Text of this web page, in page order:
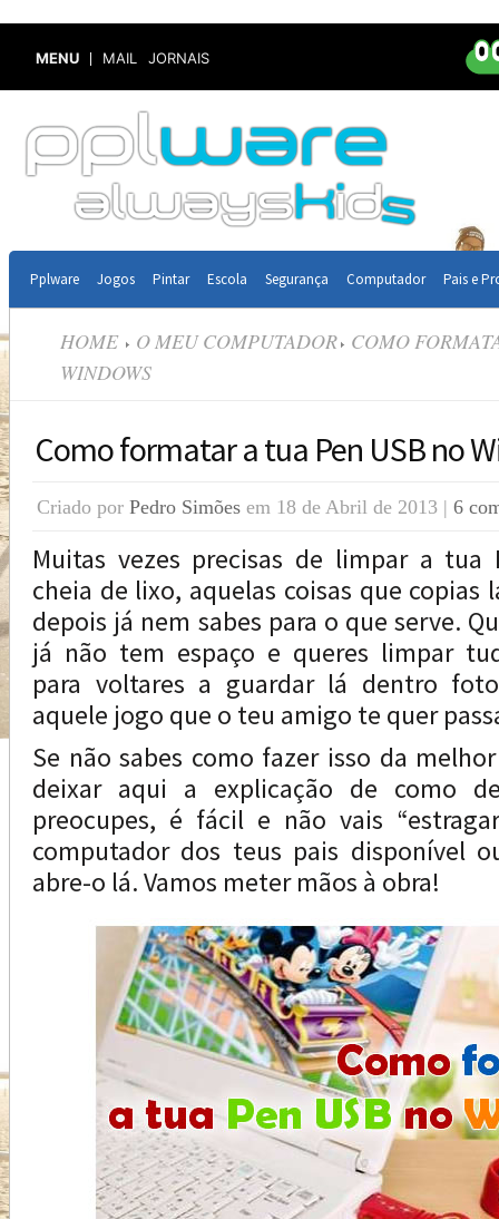
MENU MAIL JORNAIS
Pplware Jogos Pintar Escola Segurança Computador Pais e
HOME O MEU COMPUTADOR COMO
WINDOWS
Como formatar a tua Pen USB no
Criado por Pedro Simões em 18 de Abril de 2013 | 6
Muitas vezes precisas de limpar a tua
cheia de lixo, aquelas coisas que copias
depois já nem sabes para o que serve.
já não tem espaço e queres limpar
para voltares a guardar lá dentro
aquele jogo que o teu amigo te quer
Se não sabes como fazer isso da
deixar aqui a explicação de como
preocupes, é fácil e não vais
computador dos teus pais disponível
abre-o lá. Vamos meter mãos à obra!